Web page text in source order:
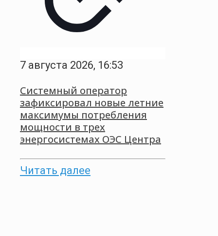
7 августа 2026, 16:53
Системный оператор
зафиксировал новые летние
максимумы потребления
мощности в трех
энергосистемах ОЭС Центра
Читать далее